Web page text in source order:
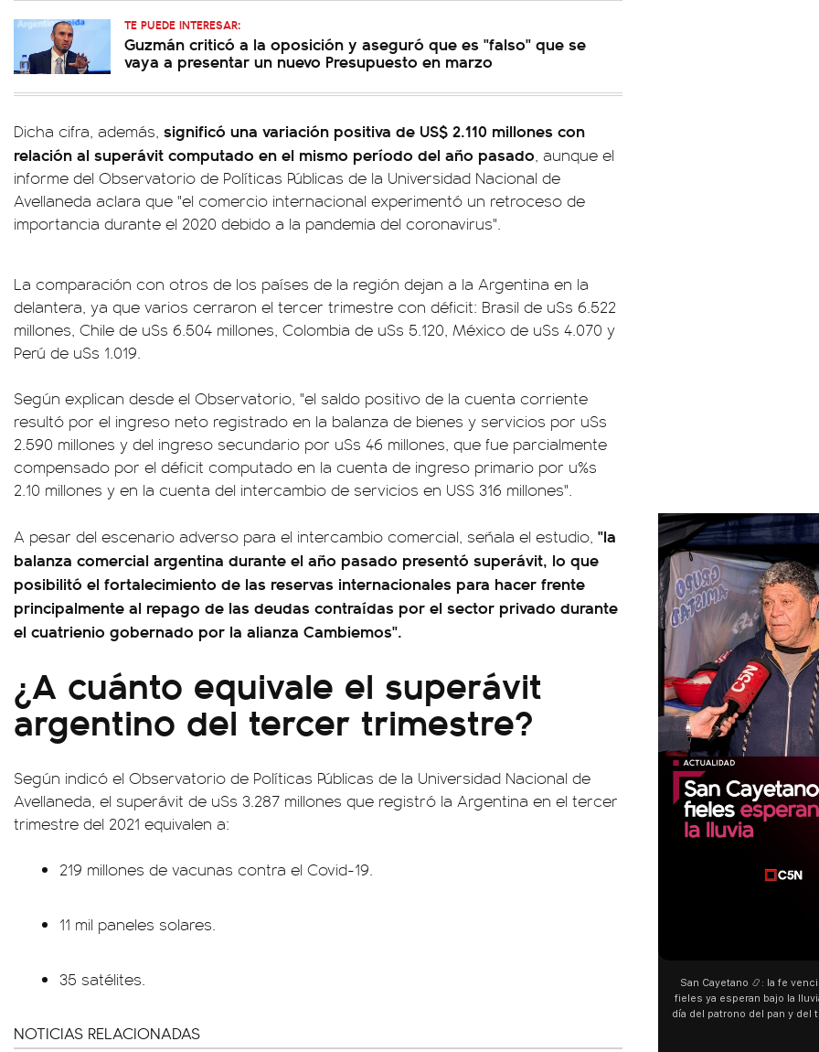
TE PUEDE INTERESAR:
Guzmán criticó a la oposición y aseguró que es "falso" que se
vaya a presentar un nuevo Presupuesto en marzo
Dicha cifra, además, significó una variación positiva de US$ 2.110 millones con
relación al superávit computado en el mismo período del año pasado, aunque el
informe del Observatorio de Políticas Públicas de la Universidad Nacional de
Avellaneda aclara que "el comercio internacional experimentó un retroceso de
importancia durante el 2020 debido a la pandemia del coronavirus".
La comparación con otros de los países de la región dejan a la Argentina en la
delantera, ya que varios cerraron el tercer trimestre con déficit: Brasil de u$s 6.522
millones, Chile de u$s 6.504 millones, Colombia de u$s 5.120, México de u$s 4.070 y
Perú de u$s 1.019.
Según explican desde el Observatorio, "el saldo positivo de la cuenta corriente
resultó por el ingreso neto registrado en la balanza de bienes y servicios por u$s
2.590 millones y del ingreso secundario por u$s 46 millones, que fue parcialmente
compensado por el déficit computado en la cuenta de ingreso primario por u%s
2.10 millones y en la cuenta del intercambio de servicios en US$ 316 millones".
A pesar del escenario adverso para el intercambio comercial, señala el estudio, "la
balanza comercial argentina durante el año pasado presentó superávit, lo que
posibilitó el fortalecimiento de las reservas internacionales para hacer frente
principalmente al repago de las deudas contraídas por el sector privado durante
el cuatrienio gobernado por la alianza Cambiemos".
¿A cuánto equivale el superávit
argentino del tercer trimestre?
Según indicó el Observatorio de Políticas Públicas de la Universidad Nacional de
Avellaneda, el superávit de u$s 3.287 millones que registró la Argentina en el tercer
trimestre del 2021 equivalen a:
219 millones de vacunas contra el Covid-19.
11 mil paneles solares.
35 satélites.
NOTICIAS RELACIONADAS
fieles ya esperan bajo la lluvia ➡️ A horas del
día del patrono del pan y del trabajo, miles de
y pedir. 🎙️ @bernardomagnago
“Preferís la joda y
¿Indirecta para Luck
"Te vi", su nueva
encontrar